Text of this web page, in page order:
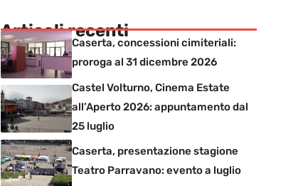
Articoli recenti
Caserta, concessioni cimiteriali:
proroga al 31 dicembre 2026
Castel Volturno, Cinema Estate
all’Aperto 2026: appuntamento dal
25 luglio
Caserta, presentazione stagione
Teatro Parravano: evento a luglio